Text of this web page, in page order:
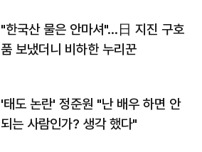
"한국산 물은 안마셔"…日 지진 구호
품 보냈더니 비하한 누리꾼
'태도 논란' 정준원 "난 배우 하면 안
되는 사람인가? 생각 했다"